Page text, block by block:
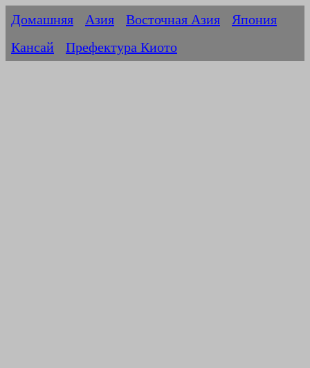
Домашняя Азия Восточная Азия
Япония
Кансай
Префектура Киото